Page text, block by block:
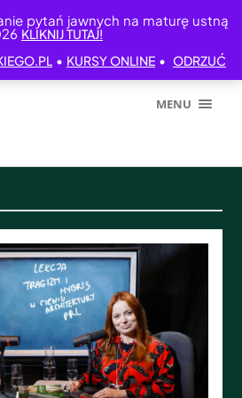
pytań jawnych na maturę ustną
KLIKNIJ TUTAJ!
• KURSY ONLINE • ODRZUĆ
MENU